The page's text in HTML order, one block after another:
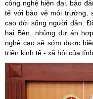
công nghệ hiện đại, bảo
tế với bảo vệ môi trường,
cao đời sống người dân.
hai Bên, những dự án
nghệ cao sẽ sớm được
triển kinh tế - xã hội của